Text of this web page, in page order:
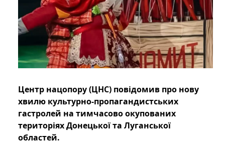
Центр нацопору (ЦНС) повідомив про нову
хвилю культурно-пропагандистських
гастролей на тимчасово окупованих
територіях Донецької та Луганської
областей.